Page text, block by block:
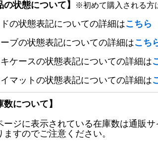
の状態について】 ※初めて購入される方
の状態表記についての詳細はこちら
ブの状態表記についての詳細はこち
ケースの状態表記についての詳細は
マットの状態表記についての詳細は
数について】
ージに表示されている在庫数は通販
ますのでご注意ください。